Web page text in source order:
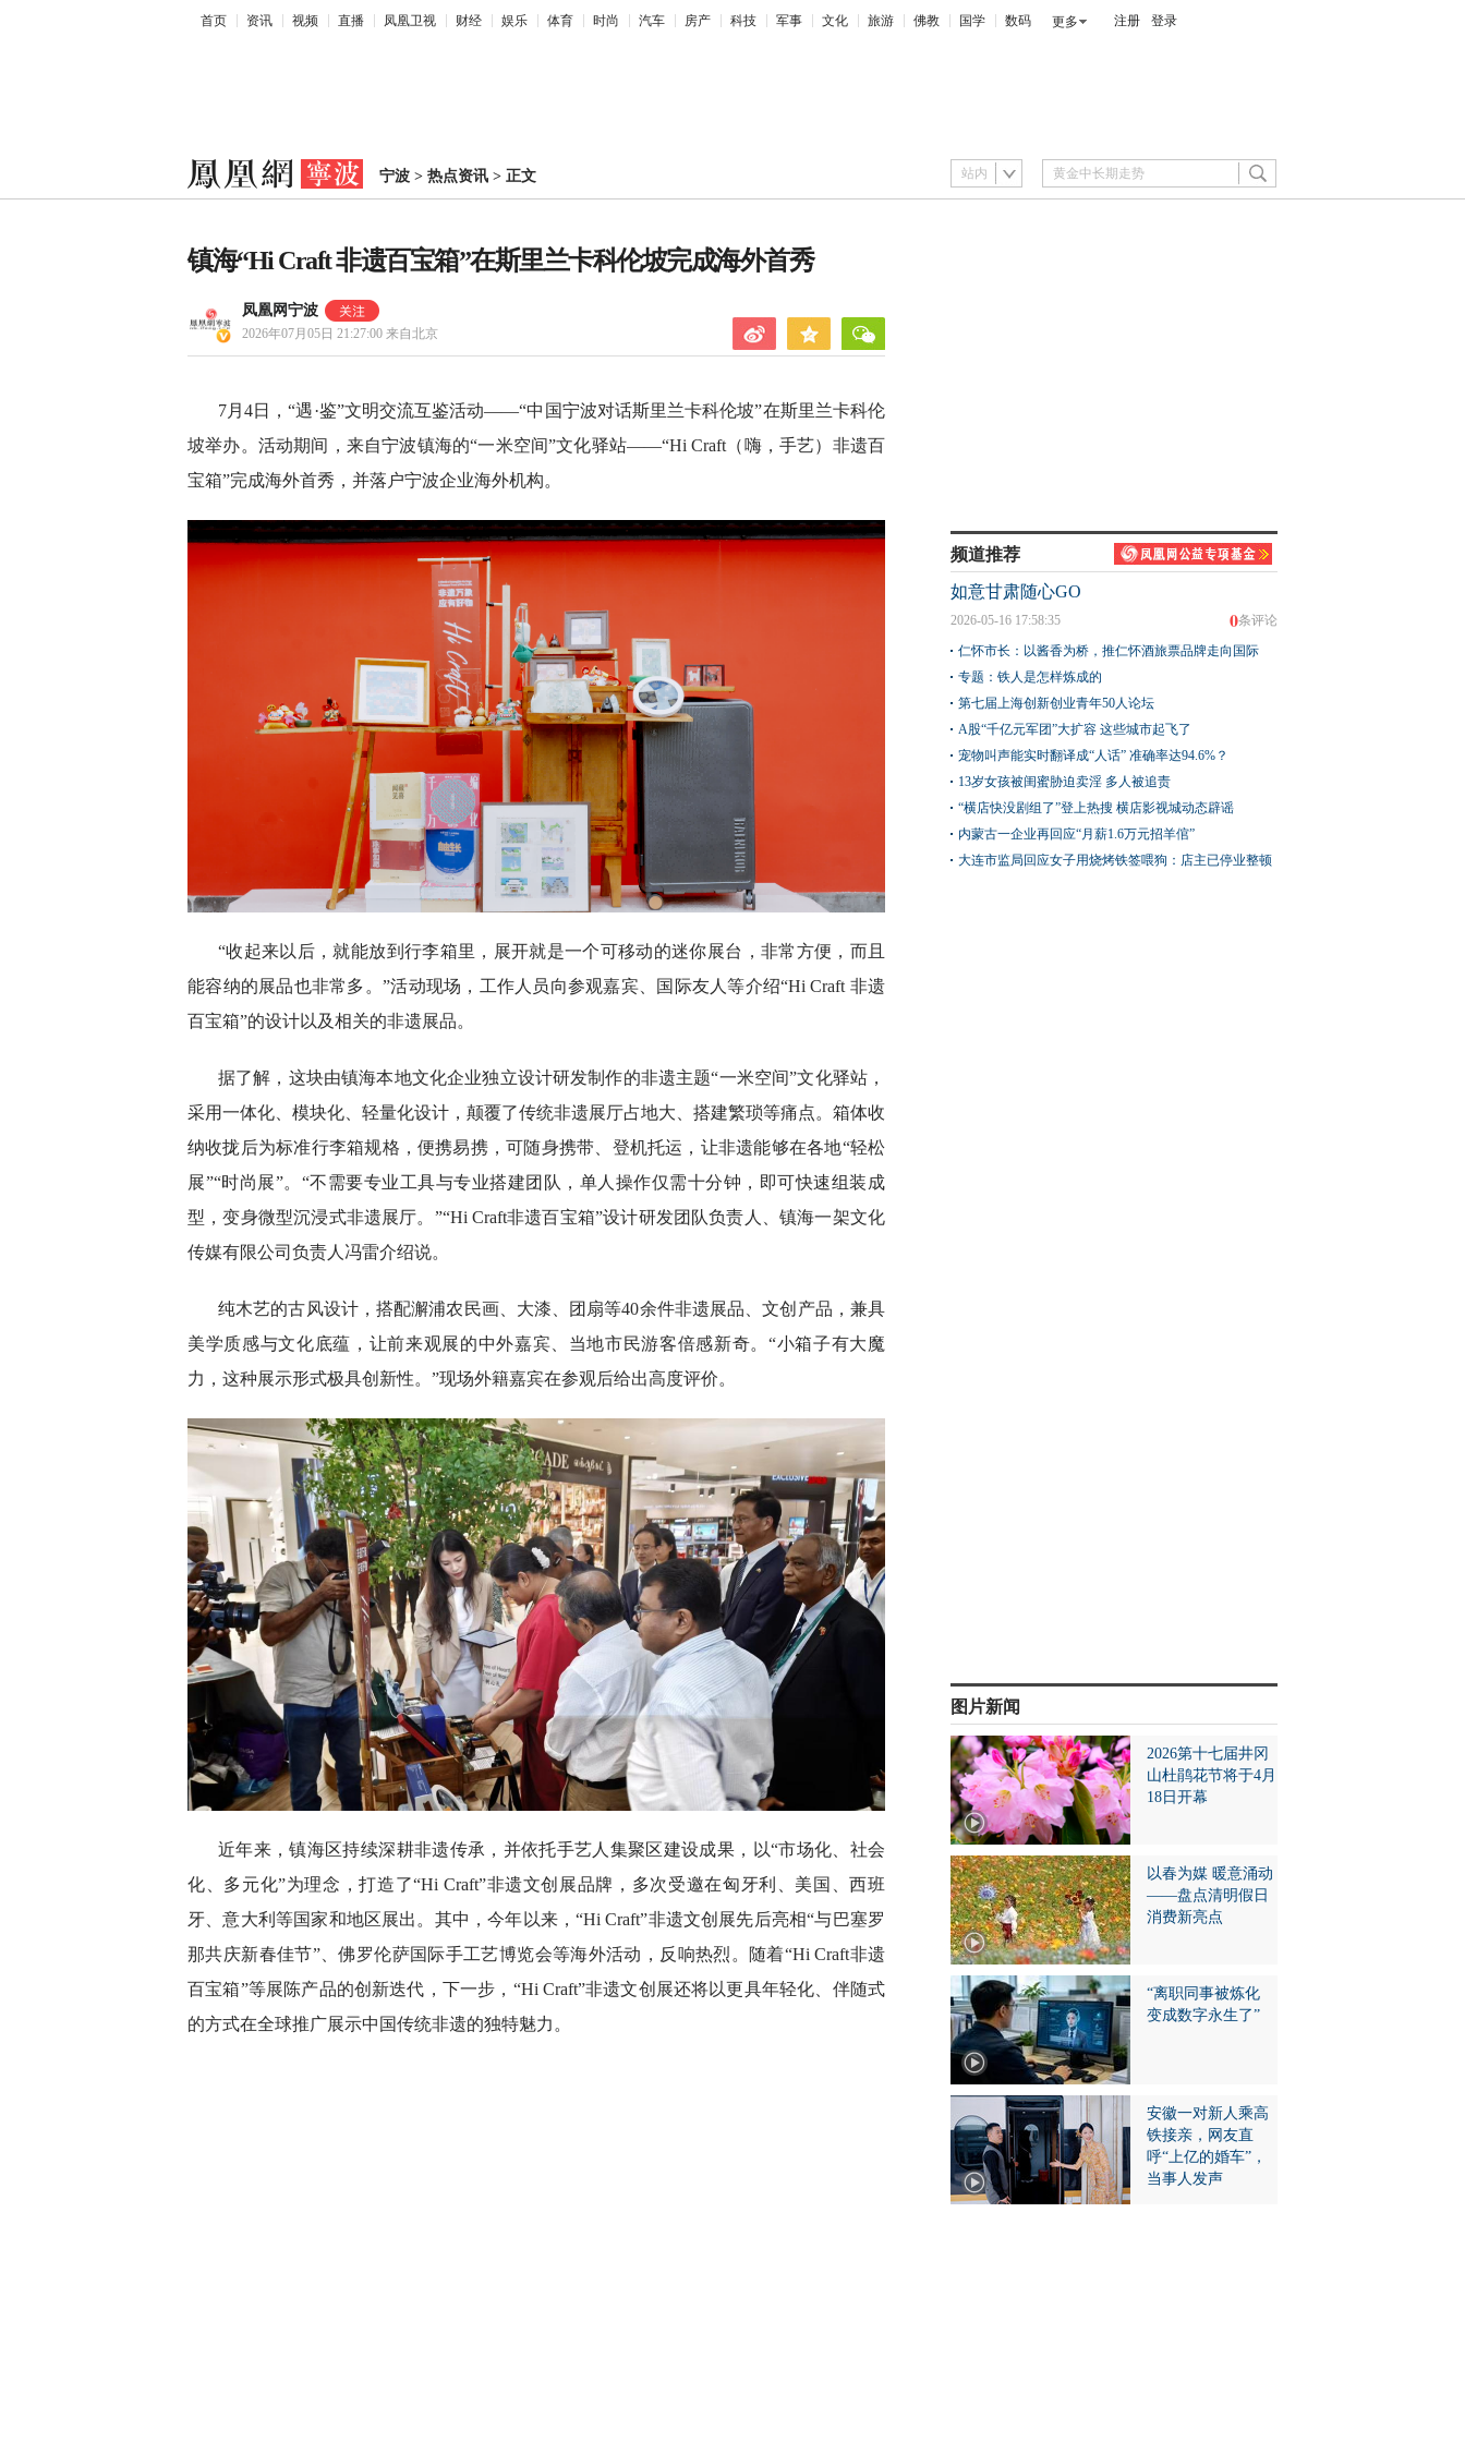
首页 资讯 视频 直播 凤凰卫视 财经 娱乐 体育 时尚 汽车 房产 科技 军事 文化 旅游 佛教 国学 数码 更多 注册 登录
宁波 > 热点资讯 > 正文 站内
镇海“Hi Craft 非遗百宝箱”在斯里兰卡科伦坡完成海外首秀
凤凰网宁波
2026年07月05日 21:27:00 来自北京
7月4日，“遇·鉴”文明交流互鉴活动——“中国宁波对话斯里兰卡科伦坡”在斯里兰卡科伦
坡举办。活动期间，来自宁波镇海的“一米空间”文化驿站——“Hi Craft（嗨，手艺）非遗百
宝箱”完成海外首秀，并落户宁波企业海外机构。
“收起来以后，就能放到行李箱里，展开就是一个可移动的迷你展台，非常方便，而且
能容纳的展品也非常多。”活动现场，工作人员向参观嘉宾、国际友人等介绍“Hi Craft 非遗
百宝箱”的设计以及相关的非遗展品。
据了解，这块由镇海本地文化企业独立设计研发制作的非遗主题“一米空间”文化驿站，
采用一体化、模块化、轻量化设计，颠覆了传统非遗展厅占地大、搭建繁琐等痛点。箱体收
纳收拢后为标准行李箱规格，便携易携，可随身携带、登机托运，让非遗能够在各地“轻松
展”“时尚展”。“不需要专业工具与专业搭建团队，单人操作仅需十分钟，即可快速组装成
型，变身微型沉浸式非遗展厅。”“Hi Craft非遗百宝箱”设计研发团队负责人、镇海一架文化
传媒有限公司负责人冯雷介绍说。
纯木艺的古风设计，搭配澥浦农民画、大漆、团扇等40余件非遗展品、文创产品，兼具
美学质感与文化底蕴，让前来观展的中外嘉宾、当地市民游客倍感新奇。“小箱子有大魔
力，这种展示形式极具创新性。”现场外籍嘉宾在参观后给出高度评价。
近年来，镇海区持续深耕非遗传承，并依托手艺人集聚区建设成果，以“市场化、社会
化、多元化”为理念，打造了“Hi Craft”非遗文创展品牌，多次受邀在匈牙利、美国、西班
牙、意大利等国家和地区展出。其中，今年以来，“Hi Craft”非遗文创展先后亮相“与巴塞罗
那共庆新春佳节”、佛罗伦萨国际手工艺博览会等海外活动，反响热烈。随着“Hi Craft非遗
百宝箱”等展陈产品的创新迭代，下一步，“Hi Craft”非遗文创展还将以更具年轻化、伴随式
的方式在全球推广展示中国传统非遗的独特魅力。
频道推荐
如意甘肃随心GO
0条评论
2026-05-16 17:58:35
仁怀市长：以酱香为桥，推仁怀酒旅票品牌走向国际
专题：铁人是怎样炼成的
第七届上海创新创业青年50人论坛
A股“千亿元军团”大扩容 这些城市起飞了
宠物叫声能实时翻译成“人话” 准确率达94.6%？
13岁女孩被闺蜜胁迫卖淫 多人被追责
“横店快没剧组了”登上热搜 横店影视城动态辟谣
内蒙古一企业再回应“月薪1.6万元招羊倌”
大连市监局回应女子用烧烤铁签喂狗：店主已停业整顿
图片新闻
2026第十七届井冈
山杜鹃花节将于4月
18日开幕
以春为媒 暖意涌动
——盘点清明假日
消费新亮点
“离职同事被炼化
变成数字永生了”
安徽一对新人乘高
铁接亲，网友直
呼“上亿的婚车”，
当事人发声